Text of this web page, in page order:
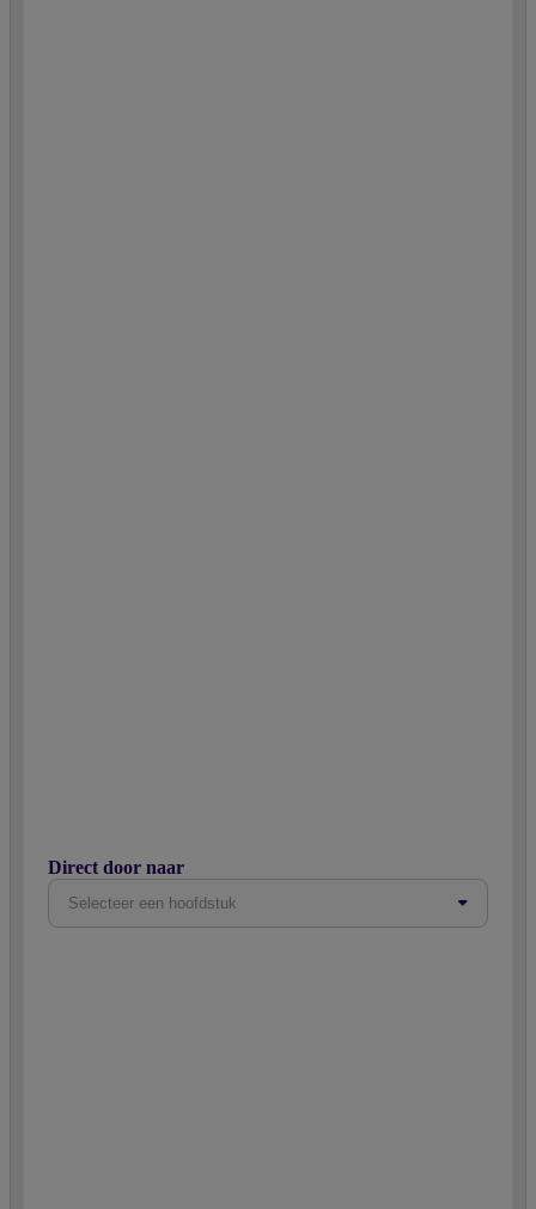
Direct door naar
Selecteer een hoofdstuk